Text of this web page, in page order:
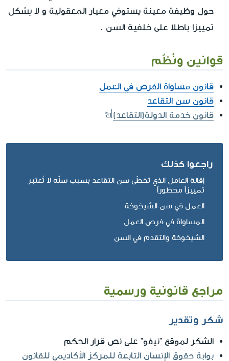
حول وظيفة معينة يستوفي معيار المعقولية و لا يشكل
تمييزا باطلا على خلفية السن
.
قوانين ونُظُم
قانون مساواة الفرص في العمل
قانون سن التقاعد
قانون خدمة الدولة(التقاعد)
راجعوا كذلك
إقالة العامل الذي تخطّى سن التقاعد بسبب سنّه لا تُعتبر
تمييزاً محظوراً
العمل في سن الشيخوخة
المساواة في فرص العمل
الشيخوخة والتقدم في السن
مراجع قانونية ورسمية
شكر وتقدير
الشكر لموقع "نيفو" على نص قرار الحكم
بوابة حقوق الإنسان التابعة للمركز الأكاديمي للقانون